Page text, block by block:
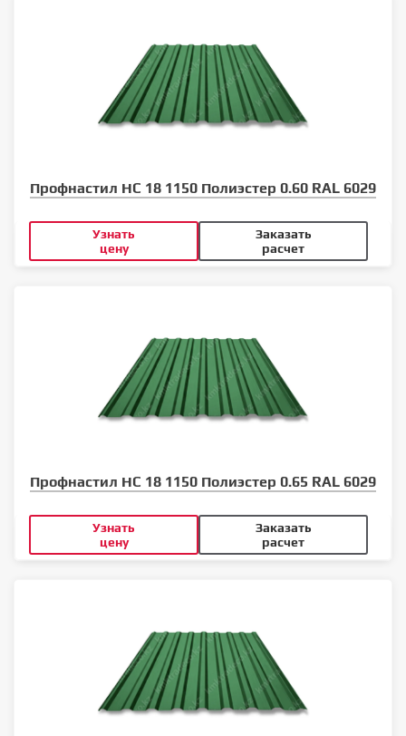
Профнастил НС 18 1150 Полиэстер 0.60 RAL 6029
Узнать
цену
Заказать
расчет
Профнастил НС 18 1150 Полиэстер 0.65 RAL 6029
Узнать
цену
Заказать
расчет